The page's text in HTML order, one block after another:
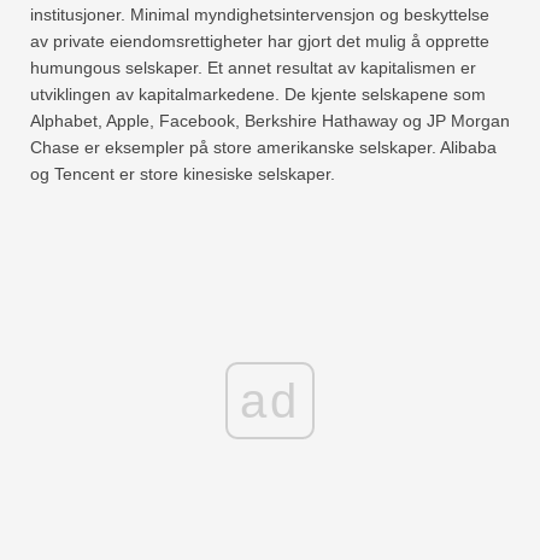
institusjoner. Minimal myndighetsintervensjon og beskyttelse
av private eiendomsrettigheter har gjort det mulig å opprette
humungous selskaper. Et annet resultat av kapitalismen er
utviklingen av kapitalmarkedene. De kjente selskapene som
Alphabet, Apple, Facebook, Berkshire Hathaway og JP Morgan
Chase er eksempler på store amerikanske selskaper. Alibaba
og Tencent er store kinesiske selskaper.
ad